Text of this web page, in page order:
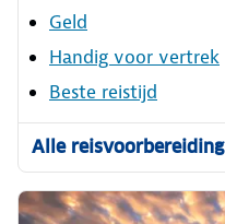
Geld
Handig voor vertrek
Beste reistijd
Alle reisvoorbereiding